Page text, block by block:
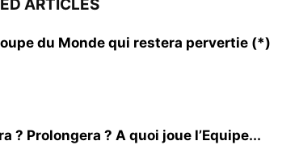
ARTICLES
du Monde qui restera pervertie (*)
? Prolongera ? A quoi joue l’Equipe...